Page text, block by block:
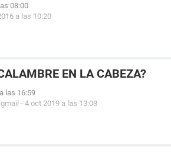
08:00
a las 10:20
EN LA CABEZA?
las 16:59
- 4 oct 2019 a las 13:08